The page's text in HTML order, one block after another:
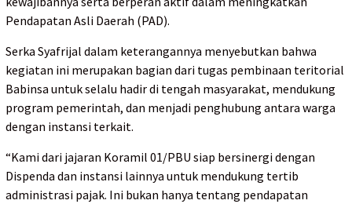
Pendapatan Asli Daerah (PAD).
Serka Syafrijal dalam keterangannya menyebutkan bahwa
kegiatan ini merupakan bagian dari tugas pembinaan teritorial
Babinsa untuk selalu hadir di tengah masyarakat, mendukung
program pemerintah, dan menjadi penghubung antara warga
dengan instansi terkait.
“Kami dari jajaran Koramil 01/PBU siap bersinergi dengan
Dispenda dan instansi lainnya untuk mendukung tertib
administrasi pajak. Ini bukan hanya tentang pendapatan